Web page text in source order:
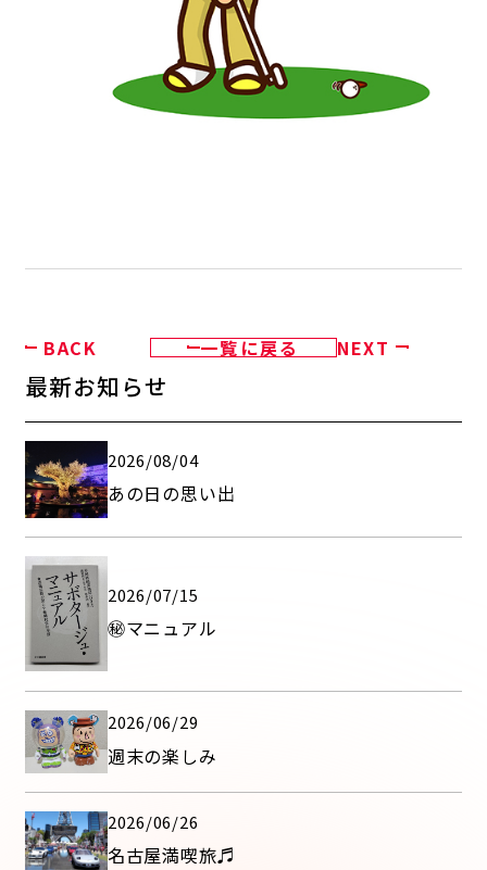
BACK 一覧に戻る NEXT
最新お知らせ
2026/08/04
あの日の思い出
2026/07/15
㊙マニュアル
2026/06/29
週末の楽しみ
2026/06/26
名古屋満喫旅♬